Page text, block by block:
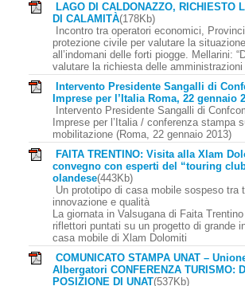
LAGO DI CALDONAZZO, RICHIESTO
DI CALAMITÀ(178Kb)
Incontro tra operatori economici,
protezione civile per valutare la
all’indomani delle forti piogge. Mellarini:
valutare la richiesta delle amministrazioni
Intervento Presidente Sangalli di
Imprese per l’Italia Roma, 22 gennaio
Intervento Presidente Sangalli di
Imprese per l’Italia / conferenza stampa
mobilitazione (Roma, 22 gennaio 2013)
FAITA TRENTINO: Visita alla Xlam
convegno con esperti del “touring
olandese(443Kb)
Un prototipo di casa mobile sospeso tra
innovazione e qualità
La giornata in Valsugana di Faita
riflettori puntati su un progetto di grande
casa mobile di Xlam Dolomiti
COMUNICATO STAMPA UNAT –
Albergatori CONFERENZA TURISMO:
POSIZIONE DI UNAT(537Kb)